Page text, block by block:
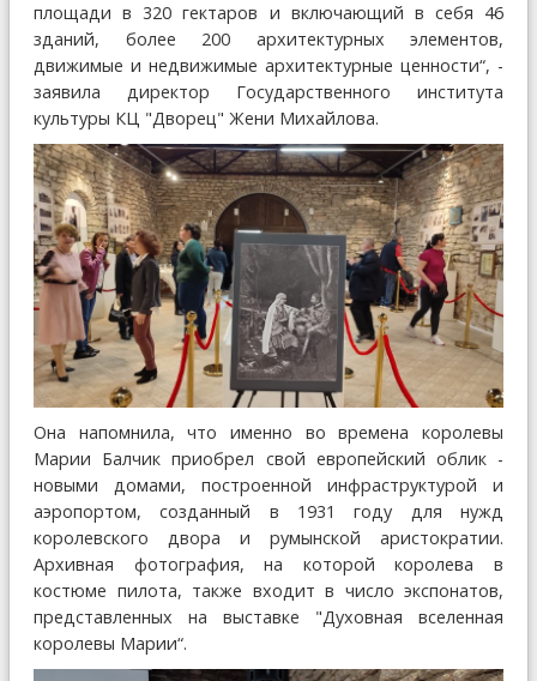
площади в 320 гектаров и включающий в себя 46
зданий, более 200 архитектурных элементов,
движимые и недвижимые архитектурные ценности“, -
заявила директор Государственного института
культуры КЦ "Дворец" Жени Михайлова.
Она напомнила, что именно во времена королевы
Марии Балчик приобрел свой европейский облик -
новыми домами, построенной инфраструктурой и
аэропортом, созданный в 1931 году для нужд
королевского двора и румынской аристократии.
Архивная фотография, на которой королева в
костюме пилота, также входит в число экспонатов,
представленных на выставке "Духовная вселенная
королевы Марии“.